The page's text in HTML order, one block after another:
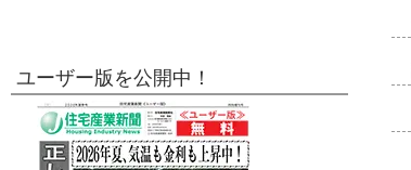
ユーザー版を公開中！